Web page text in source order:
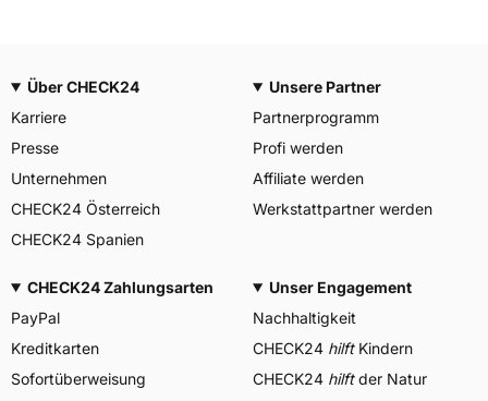
Über CHECK24
Karriere
Presse
Unternehmen
CHECK24 Österreich
CHECK24 Spanien
Unsere Partner
Partnerprogramm
Profi werden
Affiliate werden
Werkstattpartner werden
CHECK24 Zahlungsarten
PayPal
Kreditkarten
Sofortüberweisung
Unser Engagement
Nachhaltigkeit
CHECK24 hilftKindern
CHECK24 hilftder Natur